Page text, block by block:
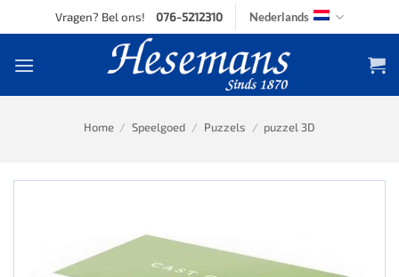
to
Vragen? Bel ons! 076-5212310 Nederlands
Home / Speelgoed / Puzzels / puzzel 3D